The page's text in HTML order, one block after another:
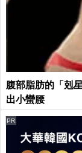
腹部脂肪的「剋
出小蠻腰
PR